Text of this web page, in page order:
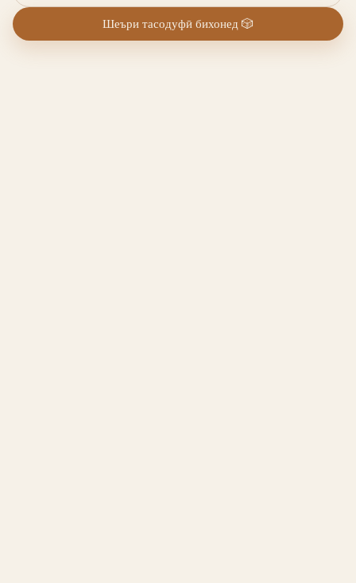
Шеъри тасодуфӣ бихонед 🎲